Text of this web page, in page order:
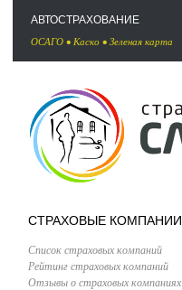
АВТОСТРАХОВАНИЕ
ОСАГО • Каско • Зеленая карта
СТРАХОВЫЕ КОМПАНИИ
Список страховых компаний
Рейтинг страховых компаний
Отзывы о страховых компаниях